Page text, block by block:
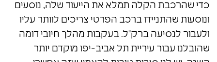
כדי שהרכבת הקלה תמלא את הייעוד שלה, נוסעים
ונוסעות שהתניידו ברכב הפרטי צריכים לוותר עליו
ולעבור לנסיעה ברק"ל. בעקבות מהלך חיובי דומה
שהובלנו עבור עיריית תל אביב-יפו מוקדם יותר